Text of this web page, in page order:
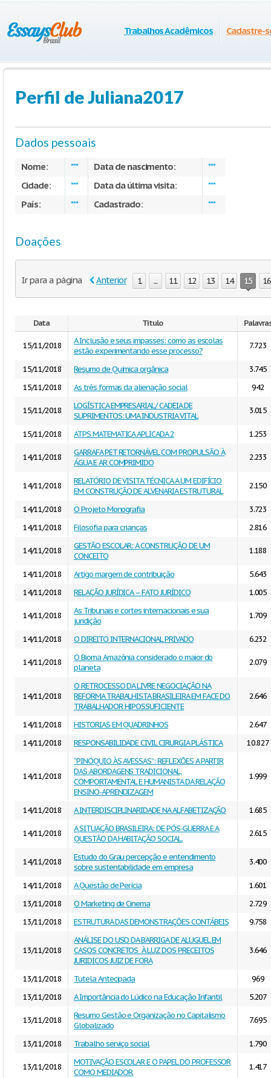
Trabalhos Acadêmicos Cadastre-
Perfil de Juliana2017
Dados pessoais
Nome: *** Data de nascimento: ***
Cidade: *** Data da última visita: ***
País: *** Cadastrado: ***
Doações
Ir para a página Anterior 1 ... 11 12 13 14 15 16
Data Título
15/11/2018
A Inclusão e seus impasses: como as escolas
estão experimentando esse processo?
7.723
15/11/2018 Resumo de Química orgânica
3.745
15/11/2018
As três formas da alienação social 942
15/11/2018
LOGÍSTICA EMPRESARIAL/ CADEIA DE
SUPRIMENTOS: UMA INDUSTRIA VITAL
3.015
15/11/2018 ATPS MATEMATICA APLICADA 2 1.253
14/11/2018
GARRAFA PET RETORNÁVEL COM PROPULSÃO À
ÁGUA E AR COMPRIMIDO
2.233
14/11/2018
RELATÓRIO DE VISITA TÉCNICA A UM EDIFÍCIO
EM CONSTRUÇÃO DE ALVENARIA ESTRUTURAL
2.150
14/11/2018 O Projeto Monografia
3.723
14/11/2018
Filosofia para crianças 2.816
14/11/2018
GESTÃO ESCOLAR: A CONSTRUÇÃO DE UM
CONCEITO
1.188
14/11/2018 Artigo margem de contribuição
5.643
14/11/2018
RELAÇÃO JURÍDICA – FATO JURÍDICO 1.005
14/11/2018
As Tribunais e cortes internacionais e sua
juridição
1.709
14/11/2018 O DIREITO INTERNACIONAL PRIVADO 6.232
14/11/2018
O Bioma Amazônia considerado o maior do
planeta
2.079
14/11/2018
O RETROCESSO DA LIVRE NEGOCIAÇÃO NA
REFORMA TRABALHISTA BRASILEIRA EM FACE DO
TRABALHADOR HIPOSSUFICIENTE
2.646
14/11/2018 HISTORIAS EM QUADRINHOS
2.647
14/11/2018
RESPONSABILIDADE CIVIL CIRURGIA PLÁSTICA 10.827
14/11/2018
“PINÓQUIO ÀS AVESSAS”: REFLEXÕES A PARTIR
DAS ABORDAGENS TRADICIONAL,
COMPORTAMENTAL E HUMANISTA DA RELAÇÃO
ENSINO-APRENDIZAGEM
1.999
14/11/2018 A INTERDISCIPLINARIDADE NA ALFABETIZAÇÃO 1.685
14/11/2018
A SITUAÇÃO BRASILEIRA: DE PÓS-GUERRA E A
QUESTÃO DA HABITAÇÃO SOCIAL.
2.615
14/11/2018
Estudo do Grau percepção e entendimento
sobre sustentabilidade em empresa
3.400
14/11/2018 A Questão de Perícia
1.601
13/11/2018
O Marketing de Cinema
2.729
13/11/2018
ESTRUTURA DAS DEMONSTRAÇÕES CONTÁBEIS 9.758
13/11/2018
ANÁLISE DO USO DA BARRIGA DE ALUGUEL EM
CASOS CONCRETOS À LUZ DOS PRECEITOS
JURIDICOS JUIZ DE FORA
3.646
13/11/2018 Tutela Antecipada
969
13/11/2018
A Importância do Lúdico na Educação Infantil 5.207
13/11/2018
Resumo Gestão e Organização no Capitalismo
Globalizado
7.695
13/11/2018 Trabalho serviço social 1.790
13/11/2018
MOTIVAÇÃO ESCOLAR E O PAPEL DO PROFESSOR
COMO MEDIADOR.
1.417